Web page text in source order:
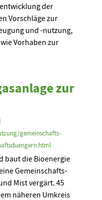
der
Vorschläge zur
und -nutzung,
Vorhaben zur
zur
gemeinschafts-
baut die Bioenergie
Gemeinschafts-
Mist vergärt. 45
näheren Umkreis